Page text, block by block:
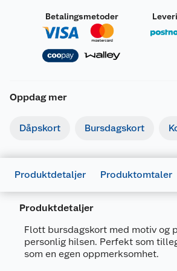
Betalingsmetoder
Oppdag mer
Dåpskort Bursdagskort
Produktdetaljer Produktomtaler
Produktdetaljer
Flott bursdagskort med motiv og
personlig hilsen. Perfekt som
som en egen oppmerksomhet.
Generelt